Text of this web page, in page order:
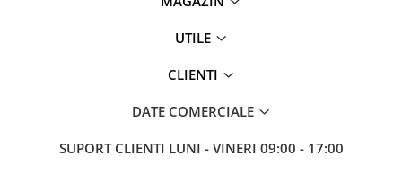
UTILE
CLIENTI
DATE COMERCIALE
SUPORT CLIENTI LUNI - VINERI 09:00 - 17:00